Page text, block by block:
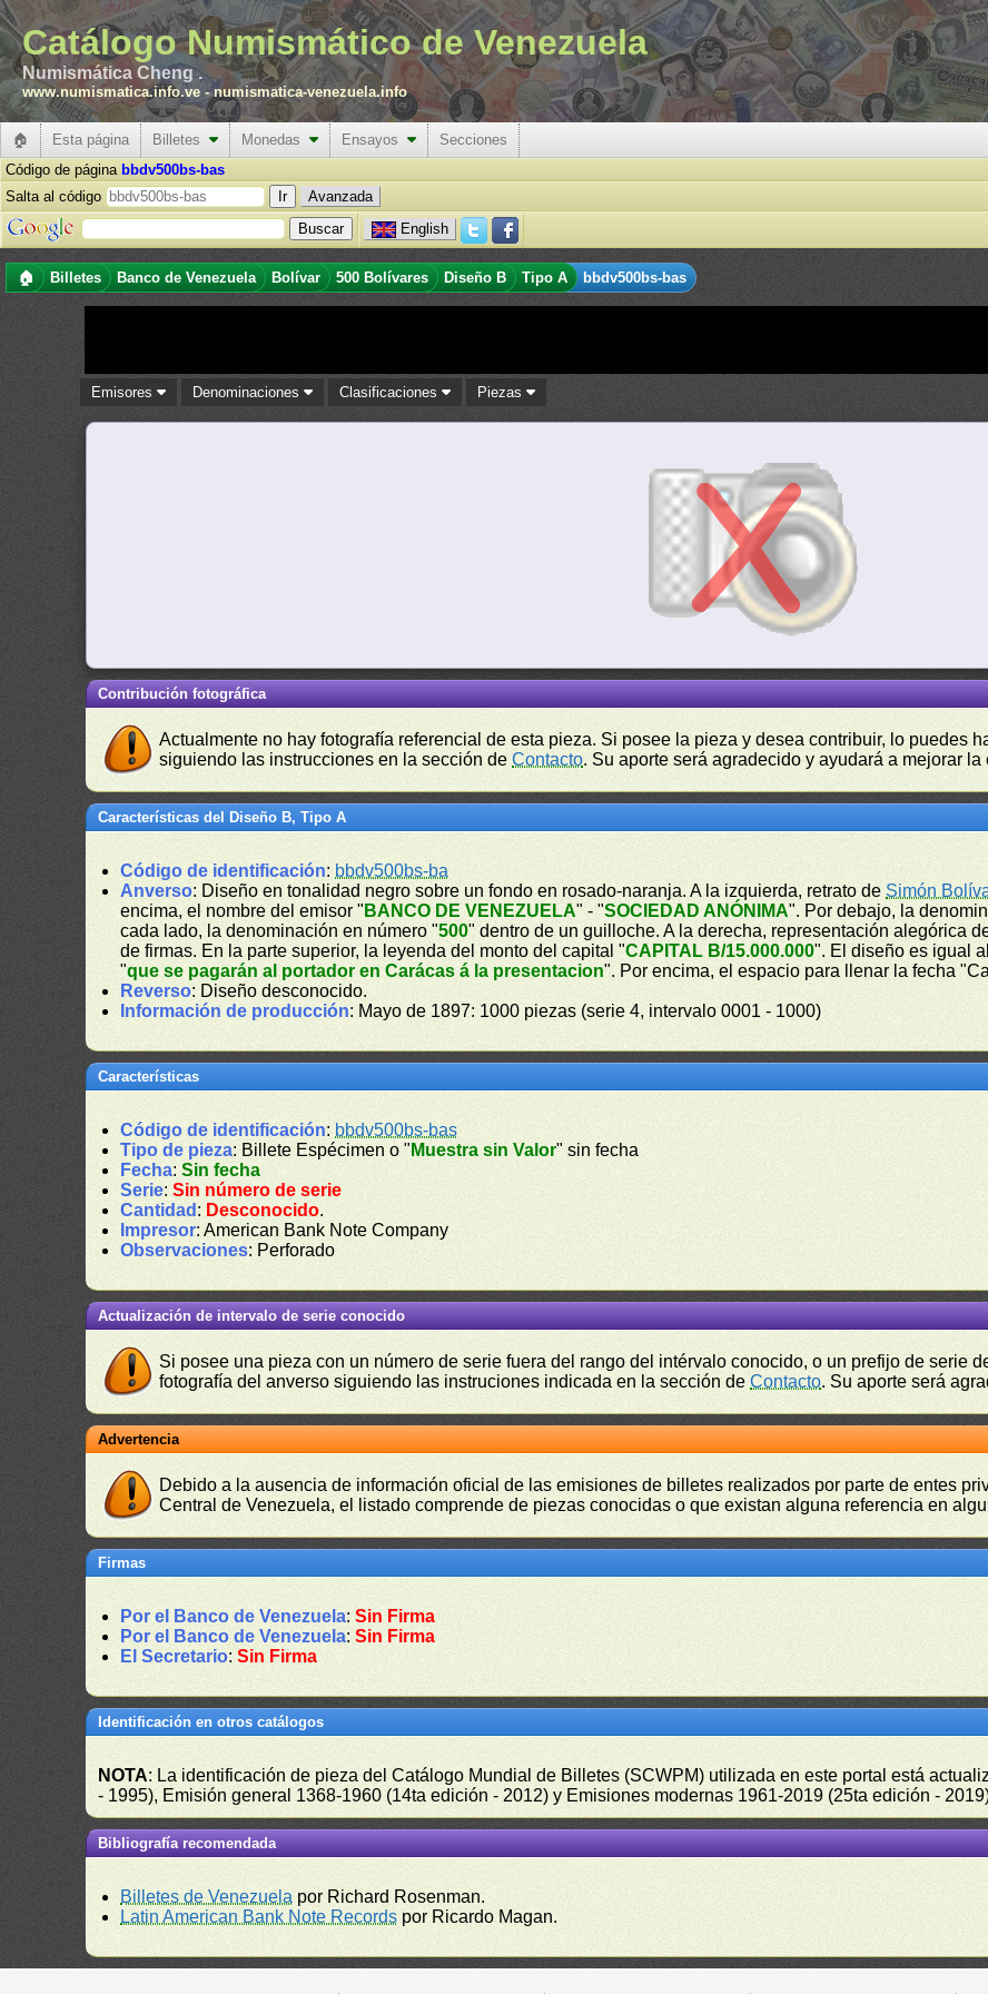
Catálogo Numismático de Venezuela
Numismática Cheng .
www.numismatica.info.ve -numismatica-venezuela.info
🏠 Esta página Billetes Monedas Ensayos
Secciones
Código de página bbdv500bs-bas
Salta al código
Avanzada
English
🏠 Billetes Banco de Venezuela Bolívar 500 Bolívares Diseño B Tipo A bbdv500bs-bas
Emisores Denominaciones Clasificaciones Piezas
Contribución fotográfica
Actualmente no hay fotografía referencial de esta pieza. Si posee la pieza y desea contribuir, lo puedes
siguiendo las instrucciones en la sección deContacto. Su aporte será agradecido y ayudará a mejorar
Características del Diseño B, Tipo A
Código de identificación: bbdv500bs-ba
Anverso: Diseño en tonalidad negro sobre un fondo en rosado-naranja. A la izquierda, retrato deSimón
encima, el nombre del emisor " BANCO DE VENEZUELA" - "SOCIEDAD ANÓNIMA". Por debajo, la
cada lado, la denominación en número "500" dentro de un guilloche. A la derecha, representación alegórica
de firmas. En la parte superior, la leyenda del monto del capital "CAPITAL B/15.000.000". El diseño es igual
"que se pagarán al portador en Carácas á la presentacion". Por encima, el espacio para llenar la fecha
Reverso: Diseño desconocido.
Información de producción: Mayo de 1897: 1000 piezas (serie 4, intervalo 0001 - 1000)
Características
Código de identificación: bbdv500bs-bas
Tipo de pieza: Billete Espécimen o " Muestra sin Valor" sin fecha
Fecha:Sin fecha
Serie:Sin número de serie
Cantidad : Desconocido.
Impresor: American Bank Note Company
Observaciones: Perforado
Actualización de intervalo de serie conocido
Si posee una pieza con un número de serie fuera del rango del intérvalo conocido, o un prefijo de serie
fotografía del anverso siguiendo las instruciones indicada en la sección deContacto. Su aporte será
Advertencia
Debido a la ausencia de información oficial de las emisiones de billetes realizados por parte de entes
Central de Venezuela, el listado comprende de piezas conocidas o que existan alguna referencia en
Firmas
Por el Banco de Venezuela:Sin Firma
Por el Banco de Venezuela:Sin Firma
El Secretario:Sin Firma
Identificación en otros catálogos
NOTA: La identificación de pieza del Catálogo Mundial de Billetes (SCWPM) utilizada en este portal está
- 1995), Emisión general 1368-1960 (14ta edición - 2012) y Emisiones modernas 1961-2019 (25ta edición -
Bibliografía recomendada
Billetes de Venezuela por Richard Rosenman.
Latin American Bank Note Records por Ricardo Magan.